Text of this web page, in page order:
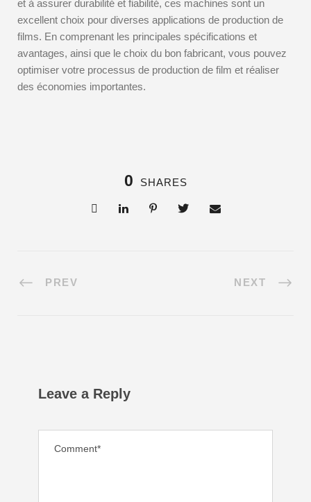
et à assurer durabilité et fiabilité, ces machines sont un
excellent choix pour diverses applications de production de
films. En comprenant les principales spécifications et
avantages, ainsi que le choix du bon fabricant, vous pouvez
optimiser votre processus de production de film et réaliser
des économies importantes.
0 SHARES
PREV NEXT
Leave a Reply